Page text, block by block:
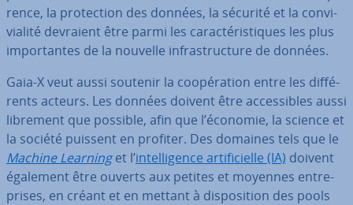
rence, la pro­tec­tion des données, la sécurité et la con­vi­
via­lité devraient être parmi les ca­rac­té­ris­tiques les plus
im­por­tantes de la nouvelle in­fras­truc­ture de données.
Gaia-X veut aussi soutenir la coo­pé­ra­tion entre les dif­fé­
rents acteurs. Les données doivent être ac­ces­sibles aussi
librement que possible, afin que l’économie, la science et
la société puissent en profiter. Des domaines tels que le
Machine Learninget l’in­tel­li­gence ar­ti­fi­cielle (IA) doivent
également être ouverts aux petites et moyennes en­tre­
prises, en créant et en mettant à dis­po­si­tion des pools